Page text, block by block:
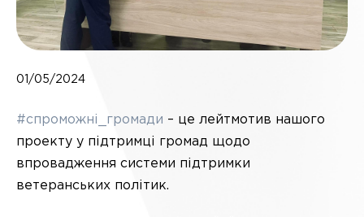
01/05/2024
#спроможні_громади – це лейтмотив нашого
проекту у підтримці громад щодо
впровадження системи підтримки
ветеранських політик.